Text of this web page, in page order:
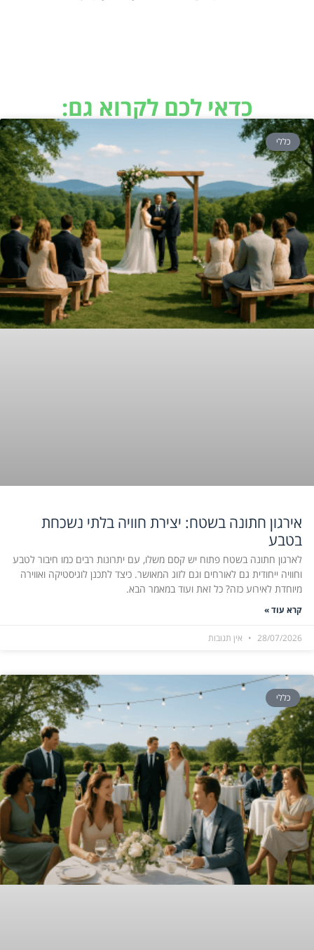
כדאי לכם לקרוא גם:
כללי
אירגון חתונה בשטח: יצירת חוויה בלתי נשכחת
בטבע
לארגון חתונה בשטח פתוח יש קסם משלו, עם יתרונות רבים כמו חיבור לטבע
וחוויה ייחודית גם לאורחים וגם לזוג המאושר. כיצד לתכנן לוגיסטיקה ואווירה
מיוחדת לאירוע כזה? כל זאת ועוד במאמר הבא.
קרא עוד »
28/07/2026 אין תגובות
כללי